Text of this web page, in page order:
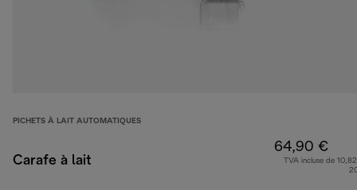
PICHETS À LAIT AUTOMATIQUES
Carafe à lait
64,90 €
TVA incluse de